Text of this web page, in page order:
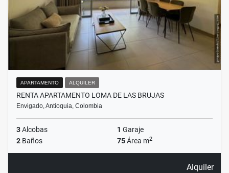
APARTAMENTO ALQUILER
RENTA APARTAMENTO LOMA DE LAS BRUJAS
Envigado, Antioquia, Colombia
3Alcobas 1 Garaje
2 Baños 75Área m2
Alquiler